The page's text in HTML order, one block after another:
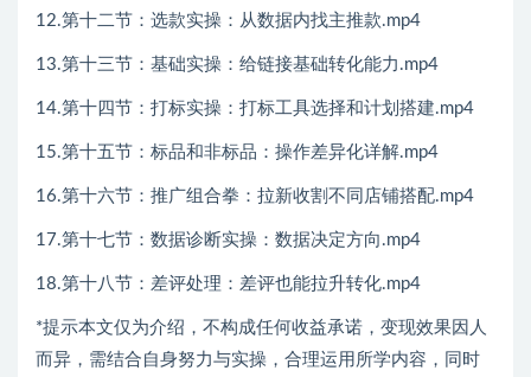
12.第十二节：选款实操：从数据内找主推款.mp4
13.第十三节：基础实操：给链接基础转化能力.mp4
14.第十四节：打标实操：打标工具选择和计划搭建.mp4
15.第十五节：标品和非标品：操作差异化详解.mp4
16.第十六节：推广组合拳：拉新收割不同店铺搭配.mp4
17.第十七节：数据诊断实操：数据决定方向.mp4
18.第十八节：差评处理：差评也能拉升转化.mp4
*提示本文仅为介绍，不构成任何收益承诺，变现效果因人
而异，需结合自身努力与实操，合理运用所学内容，同时